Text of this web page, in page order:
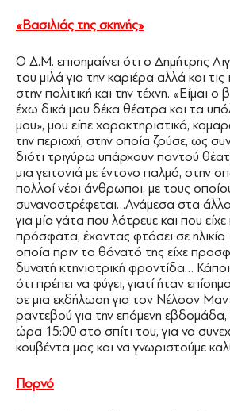
«Βασιλιάς της σκηνής»
Ο Δ.Μ. επισημαίνει ότι ο Δημήτρης
του μιλά για την καριέρα αλλά και τις
στην πολιτική και την τέχνη. «Είμαι ο
έχω δικά μου δέκα θέατρα και τα
μου», μου είπε χαρακτηριστικά,
την περιοχή, στην οποία ζούσε, ως
διότι τριγύρω υπάρχουν παντού
μια γειτονιά με έντονο παλμό, στην
πολλοί νέοι άνθρωποι, με τους
συναναστρέφεται…Ανάμεσα στα
για μία γάτα που λάτρευε και που είχε
πρόσφατα, έχοντας φτάσει σε
οποία πριν το θάνατό της είχε
δυνατή κτηνιατρική φροντίδα…
ότι πρέπει να φύγει, γιατί ήταν
σε μια εκδήλωση για τον Νέλσον
ραντεβού για την επόμενη
ώρα 15:00 στο σπίτι του, για να
κουβέντα μας και να γνωριστούμε
Πορνό